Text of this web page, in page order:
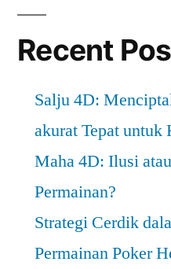
Recent
Salju 4D:
akurat Tepat
Maha 4D: Ilusi
Permainan?
Strategi Cerdik
Permainan Poker